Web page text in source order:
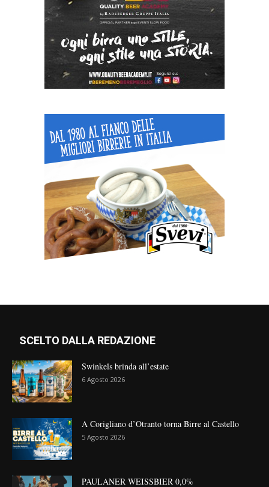
SCELTO DALLA REDAZIONE
Swinkels brinda all’estate
6 Agosto 2026
A Corigliano d’Otranto torna Birre al Castello
5 Agosto 2026
PAULANER WEISSBIER 0,0%